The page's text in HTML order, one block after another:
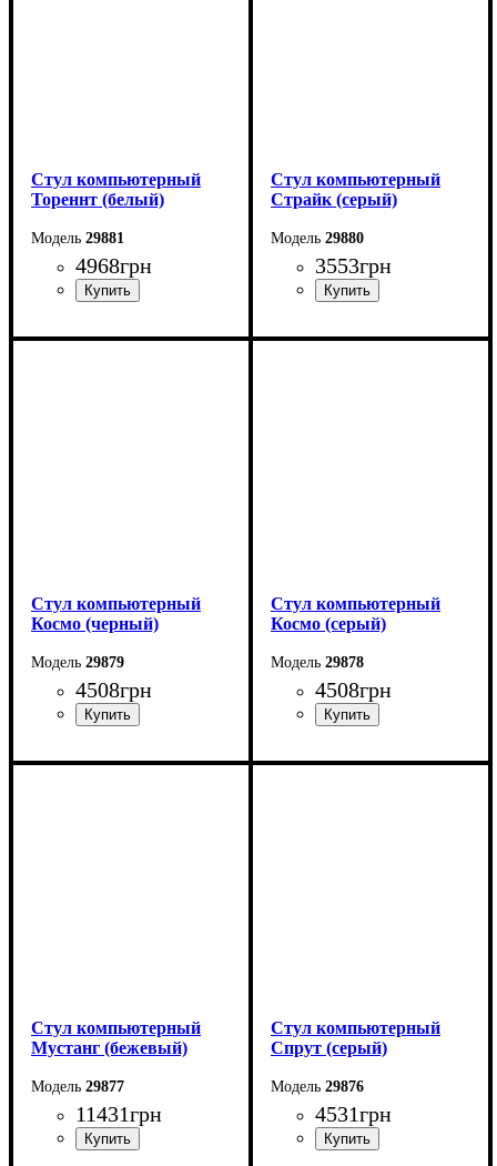
Стул компьютерный
Тореннт (белый)
29881
4968грн
Стул компьютерный
Страйк (серый)
29880
3553грн
Стул компьютерный
Космо (черный)
29879
4508грн
Стул компьютерный
Космо (серый)
29878
4508грн
Стул компьютерный
Мустанг (бежевый)
29877
11431грн
Стул компьютерный
Спрут (серый)
29876
4531грн